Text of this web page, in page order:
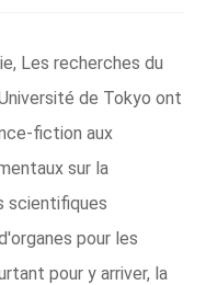
Les recherches du
de Tokyo ont
fiction aux
sur la
scientifiques
pour les
pour y arriver, la